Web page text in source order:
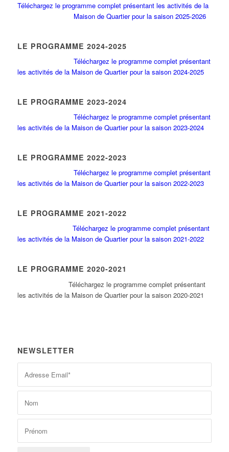
Téléchargez le programme complet présentant les activités de la
Maison de Quartier pour la saison 2025-2026
LE PROGRAMME 2024-2025
Téléchargez le programme complet présentant
les activités de la Maison de Quartier pour la saison 2024-2025
LE PROGRAMME 2023-2024
Téléchargez le programme complet présentant
les activités de la Maison de Quartier pour la saison 2023-2024
LE PROGRAMME 2022-2023
Téléchargez le programme complet présentant
les activités de la Maison de Quartier pour la saison 2022-2023
LE PROGRAMME 2021-2022
Téléchargez le programme complet présentant
les activités de la Maison de Quartier pour la saison 2021-2022
LE PROGRAMME 2020-2021
Téléchargez le programme complet présentant
les activités de la Maison de Quartier pour la saison 2020-2021
NEWSLETTER